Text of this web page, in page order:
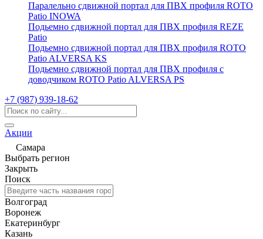
Паралельно сдвижной портал для ПВХ профиля ROTO
Patio INOWA
Подьемно сдвижной портал для ПВХ профиля REZE
Patio
Подьемно сдвижной портал для ПВХ профиля ROTO
Patio ALVERSA KS
Подьемно сдвижной портал для ПВХ профиля с
доводчиком ROTO Patio ALVERSA PS
+7 (987) 939-18-62
Акции
Самара
Выбрать регион
Закрыть
Поиск
Волгоград
Воронеж
Екатеринбург
Казань